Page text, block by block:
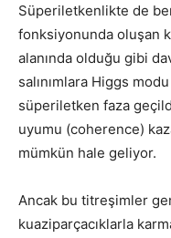
Süperiletkenlikte de
fonksiyonunda oluşan
alanında olduğu gibi
salınımlara Higgs
süperiletken faza
uyumu (coherence)
mümkün hale geliyor.
Ancak bu titreşimler
kuaziparçacıklarla